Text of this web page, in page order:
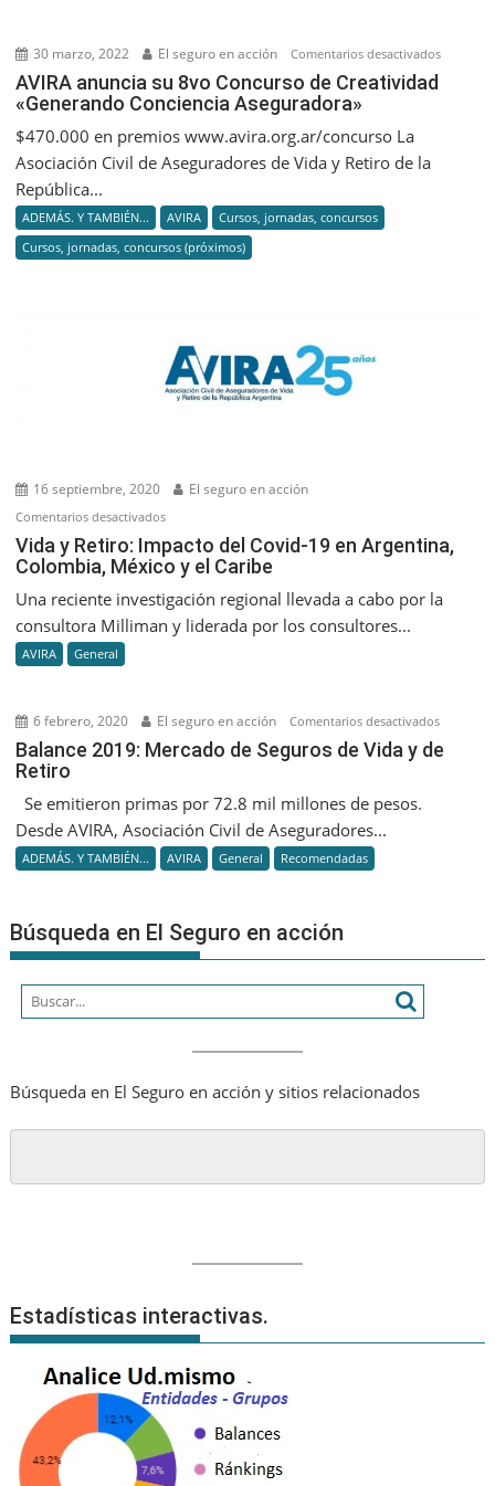
30 marzo, 2022 El seguro en acción Comentarios desactivadosen
AVIRA anuncia su 8vo Concurso de Creatividad
«Generando Conciencia Aseguradora»
$470.000 en premios www.avira.org.ar/concurso La
Asociación Civil de Aseguradores de Vida y Retiro de la
República...
ADEMÁS. Y TAMBIÉN... AVIRA
Cursos, jornadas, concursos
Cursos, jornadas, concursos (próximos)
16 septiembre, 2020 El seguro en acción
Comentarios desactivadosen
Vida
y
Impacto
del
Argentina,
Colombia,
y
el
Caribe
Vida y Retiro: Impacto del Covid-19 en Argentina,
Colombia, México y el Caribe
Una reciente investigación regional llevada a cabo por la
consultora Milliman y liderada por los consultores...
AVIRA General
6 febrero, 2020 El seguro en acción Comentarios desactivadosen
Balance
Retiro
Balance 2019: Mercado de Seguros de Vida y de
Retiro
Se emitieron primas por 72.8 mil millones de pesos.
Desde AVIRA, Asociación Civil de Aseguradores...
ADEMÁS. Y TAMBIÉN... AVIRA General Recomendadas
Búsqueda en El Seguro en acción
Búsqueda en El Seguro en acción y sitios relacionados
Estadísticas interactivas.